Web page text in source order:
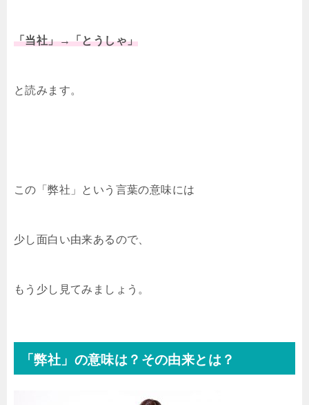
「当社」→「とうしゃ」
と読みます。
この「弊社」という言葉の意味には
少し面白い由来あるので、
もう少し見てみましょう。
「弊社」の意味は？その由来とは？